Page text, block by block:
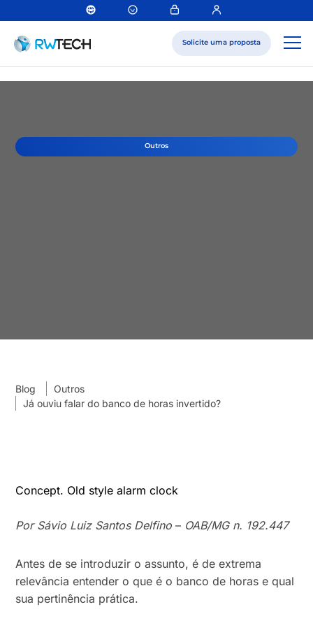
Solicite uma proposta
Outros
Blog
Outros
Já ouviu falar do banco de horas invertido?
Concept. Old style alarm clock
Por Sávio Luiz Santos Delfino – OAB/MG n. 192.447
Antes de se introduzir o assunto, é de extrema
relevância entender o que é o banco de horas e qual
sua pertinência prática.